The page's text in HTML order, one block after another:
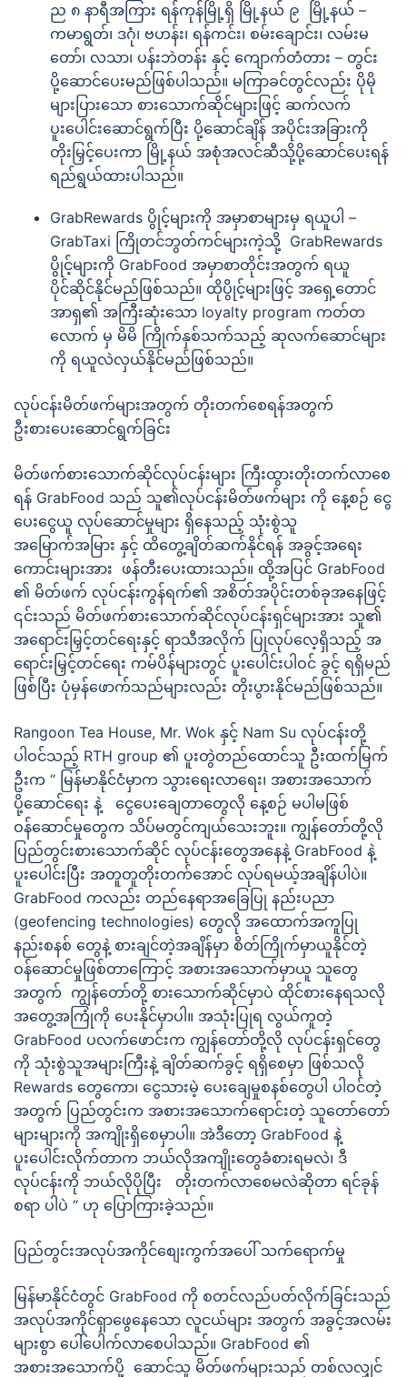
ည ၈ နာရီအကြား ရန်ကုန်မြို့ရှိ မြို့နယ် ၉ မြို့နယ် –
ကမာရွတ်၊ ဒဂုံ၊ ဗဟန်း၊ ရန်ကင်း၊ စမ်းချောင်း၊ လမ်းမ
တော်၊ လသာ၊ ပန်းဘဲတန်း နှင့် ကျောက်တံတား – တွင်း
ပို့ဆောင်ပေးမည်ဖြစ်ပါသည်။ မကြာခင်တွင်လည်း ပိုမို
များပြားသော စားသောက်ဆိုင်များဖြင့် ဆက်လက်
ပူးပေါင်းဆောင်ရွက်ပြီး ပို့ဆောင်ချိန် အပိုင်းအခြားကို
တိုးမြှင့်ပေးကာ မြို့နယ် အစုံအလင်ဆီသို့ပို့ဆောင်ပေးရန်
ရည်ရွယ်ထားပါသည်။
GrabRewards ပွိုင့်များကို အမှာစာများမှ ရယူပါ –
GrabTaxi ကြိုတင်ဘွတ်ကင်များကဲ့သို့ GrabRewards
ပွိုင့်များကို GrabFood အမှာစာတိုင်းအတွက် ရယူ
ပိုင်ဆိုင်နိုင်မည်ဖြစ်သည်။ ထိုပွိုင့်များဖြင့် အရှေ့တောင်
အာရှ၏ အကြီးဆုံးသော loyalty program ကတ်တ
လောက် မှ မိမိ ကြိုက်နှစ်သက်သည့် ဆုလက်ဆောင်များ
ကို ရယူလဲလှယ်နိုင်မည်ဖြစ်သည်။
လုပ်ငန်းမိတ်ဖက်များအတွက် တိုးတက်စေရန်အတွက်
ဦးစားပေးဆောင်ရွက်ခြင်း
မိတ်ဖက်စားသောက်ဆိုင်လုပ်ငန်းများ ကြီးထွားတိုးတက်လာစေ
ရန် GrabFood သည် သူ၏လုပ်ငန်းမိတ်ဖက်များ ကို နေ့စဉ် ငွေ
ပေးငွေယူ လုပ်ဆောင်မှုများ ရှိနေသည့် သုံးစွဲသူ
အမြောက်အမြား နှင့် ထိတွေ့ချိတ်ဆက်နိုင်ရန် အခွင့်အရေး
ကောင်းများအား ဖန်တီးပေးထားသည်။ ထို့အပြင် GrabFood
၏ မိတ်ဖက် လုပ်ငန်းကွန်ရက်၏ အစိတ်အပိုင်းတစ်ခုအနေဖြင့်
၎င်းသည် မိတ်ဖက်စားသောက်ဆိုင်လုပ်ငန်းရှင်များအား သူ၏
အရောင်းမြှင့်တင်ရေးနှင့် ရာသီအလိုက် ပြုလုပ်လေ့ရှိသည့် အ
ရောင်းမြှင့်တင်ရေး ကမ်ပိန်များတွင် ပူးပေါင်းပါဝင် ခွင့် ရရှိမည်
ဖြစ်ပြီး ပုံမှန်ဖောက်သည်များလည်း တိုးပွားနိုင်မည်ဖြစ်သည်။
Rangoon Tea House, Mr. Wok နှင့် Nam Su လုပ်ငန်းတို့
ပါဝင်သည့် RTH group ၏ ပူးတွဲတည်ထောင်သူ ဦးထက်မြက်
ဦးက “ မြန်မာနိုင်ငံမှာက သွားရေးလာရေး၊ အစားအသောက်
ပို့ဆောင်ရေး နဲ့ ငွေပေးချေတာတွေလို နေ့စဉ် မပါမဖြစ်
ဝန်ဆောင်မှုတွေက သိပ်မတွင်ကျယ်သေးဘူး။ ကျွန်တော်တို့လို
ပြည်တွင်းစားသောက်ဆိုင် လုပ်ငန်းတွေအနေနဲ့ GrabFood နဲ့
ပူးပေါင်းပြီး အတူတူတိုးတက်အောင် လုပ်ရမယ့်အချိန်ပါပဲ။
GrabFood ကလည်း တည်နေရာအခြေပြု နည်းပညာ
(geofencing technologies) တွေလို အထောက်အကူပြု
နည်းစနစ် တွေနဲ့ စားချင်တဲ့အချိန်မှာ စိတ်ကြိုက်မှာယူနိုင်တဲ့
ဝန်ဆောင်မှုဖြစ်တာကြောင့် အစားအသောက်မှာယူ သူတွေ
အတွက် ကျွန်တော်တို့ စားသောက်ဆိုင်မှာပဲ ထိုင်စားနေရသလို
အတွေ့အကြုံကို ပေးနိုင်မှာပါ။ အသုံးပြုရ လွယ်ကူတဲ့
GrabFood ပလက်ဖောင်းက ကျွန်တော်တို့လို လုပ်ငန်းရှင်တွေ
ကို သုံးစွဲသူအများကြီးနဲ့ ချိတ်ဆက်ခွင့် ရရှိစေမှာ ဖြစ်သလို
Rewards တွေကော၊ ငွေသားမဲ့ ပေးချေမှုစနစ်တွေပါ ပါဝင်တဲ့
အတွက် ပြည်တွင်းက အစားအသောက်ရောင်းတဲ့ သူတော်တော်
များများကို အကျိုးရှိစေမှာပါ။ အဲဒီတော့ GrabFood နဲ့
ပူးပေါင်းလိုက်တာက ဘယ်လိုအကျိုးတွေခံစားရမလဲ၊ ဒီ
လုပ်ငန်းကို ဘယ်လိုပိုပြီး တိုးတက်လာစေမလဲဆိုတာ ရင်ခုန်
စရာ ပါပဲ “ ဟု ပြောကြားခဲ့သည်။
ပြည်တွင်းအလုပ်အကိုင်စျေးကွက်အပေါ် သက်ရောက်မှု
မြန်မာနိုင်ငံတွင် GrabFood ကို စတင်လည်ပတ်လိုက်ခြင်းသည်
အလုပ်အကိုင်ရှာဖွေနေသော လူငယ်များ အတွက် အခွင့်အလမ်း
များစွာ ပေါ်ပေါက်လာစေပါသည်။ GrabFood ၏
အစားအသောက်ပို့ ဆောင်သူ မိတ်ဖက်များသည် တစ်လလျှင်